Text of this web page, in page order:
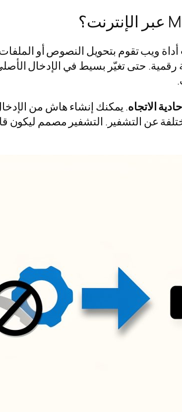
أداة ويب تقوم بتحويل النصوص أو
رقمية. حتى تغيّر بسيط في الإدخال
الاتجاه. يمكنك إنشاء هاش من
عن التشفير. التشفير مصمم ليكون